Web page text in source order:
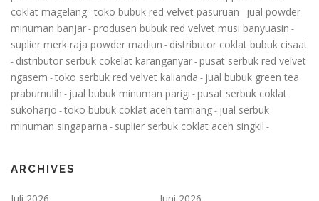
coklat magelang-toko bubuk red velvet pasuruan - jual powder
minuman banjar-produsen bubuk red velvet musi banyuasin -
suplier merk raja powder madiun - distributor coklat bubuk cisaat
- distributor serbuk cokelat karanganyar-pusat serbuk red velvet
ngasem -toko serbuk red velvet kalianda - jual bubuk green tea
prabumulih - jual bubuk minuman parigi -pusat serbuk coklat
sukoharjo -toko bubuk coklat aceh tamiang- jual serbuk
minuman singaparna - suplier serbuk coklat aceh singkil -
ARCHIVES